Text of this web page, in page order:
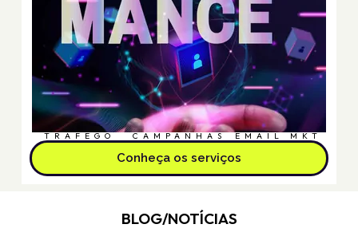
TRÁFEGO CAMPANHAS EMAIL MKT
Conheça os serviços
BLOG/NOTÍCIAS